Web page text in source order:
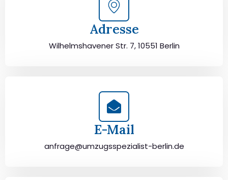
Adresse
Wilhelmshavener Str. 7, 10551 Berlin
E-Mail
anfrage@umzugsspezialist-berlin.de